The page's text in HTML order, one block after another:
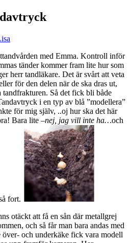
med Emma. Kontroll inför
tänder kommer fram lite hur som
herr tandläkare. Det är svårt att veta
för den delen när de ska dras ut,
Så det fick bli både
i en typ av blå ”modellera”
för mig själv, ..oj hur ska det här
Bara lite –nej, jag vill inte ha…och
fort.
otäckt att få en sån där metallgrej
och så får man bara andas med
över- och underkäke fick vara modell